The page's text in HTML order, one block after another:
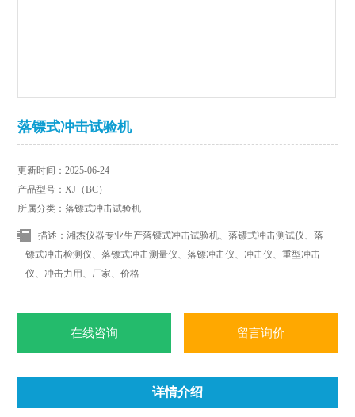
落镖式冲击试验机
更新时间：2025-06-24
产品型号：XJ（BC）
所属分类：落镖式冲击试验机
描述：湘杰仪器专业生产落镖式冲击试验机、落镖式冲击测试仪、落
镖式冲击检测仪、落镖式冲击测量仪、落镖冲击仪、冲击仪、重型冲击
仪、冲击力用、厂家、价格
在线咨询 留言询价
详情介绍